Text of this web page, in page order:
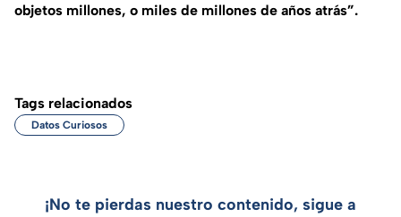
objetos millones, o miles de millones de años atrás”.
Tags relacionados
Datos Curiosos
¡No te pierdas nuestro contenido, sigue a